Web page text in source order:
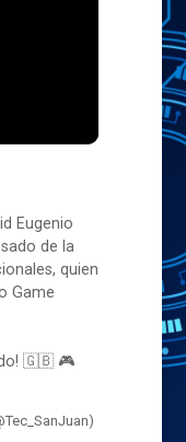
Eugenio
de la
quien
Game
🇬🇧 🎮